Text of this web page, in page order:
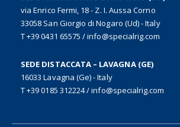
via Enrico Fermi, 18 - Z. I. Aussa Corno
33058 San Giorgio di Nogaro (Ud) - Italy
T +39 0431 65575 /info@specialrig.com
SEDE DISTACCATA – LAVAGNA (GE)
16033 Lavagna (Ge) - Italy
T +39 0185 312224/info@specialrig.com